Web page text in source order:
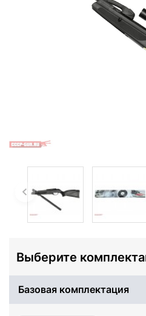
Выберите
Базовая комплектация